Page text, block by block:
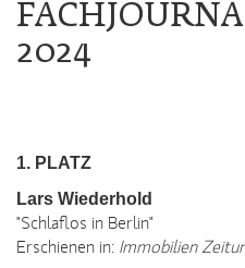
2024
1. PLATZ
Lars Wiederhold
"Schlaflos in Berlin"
Erschienen in: Immobilien